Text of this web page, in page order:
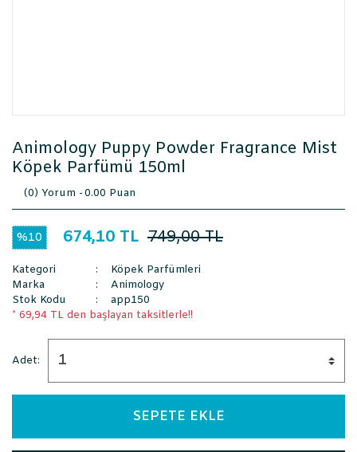
Animology Puppy Powder Fragrance Mist
Köpek Parfümü 150ml
(0) Yorum -0.00 Puan
%10 674,10 TL 749,00 TL
Kategori
Köpek Parfümleri
Marka
Animology
Stok Kodu
app150
* 69,94 TL den başlayan taksitlerle!!
Adet:
SEPETE EKLE